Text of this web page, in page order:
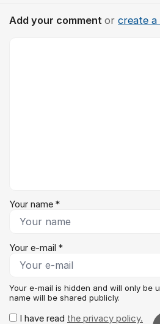
Add your comment or create
Your name *
Your e-mail *
Your e-mail is hidden and will only be
name will be shared publicly.
I have read the privacy policy.